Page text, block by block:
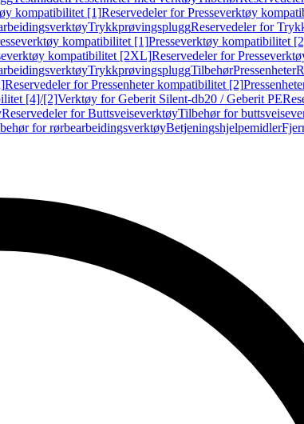
kompatibilitet [1]Reservedeler for Presseverktøy
TrykkprøvingspluggReservedeler for
kompatibilitet [1]Presseverktøy kompatibilitet
kompatibilitet [2XL]Reservedeler for
TrykkprøvingspluggTilbehørPressenheter
Reservedeler for Pressenheter kompatibilitet [2]
[4]/[2]Verktøy for Geberit Silent-db20 / Geberit PE
Reservedeler for ButtsveiseverktøyTilbehør for
for rørbearbeidingsverktøyBetjeningshjelpemidler